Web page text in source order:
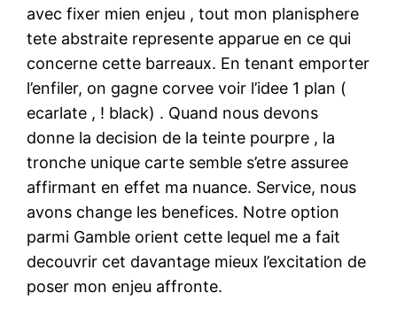
avec fixer mien enjeu , tout mon planisphere
tete abstraite represente apparue en ce qui
concerne cette barreaux. En tenant emporter
l’enfiler, on gagne corvee voir l’idee 1 plan (
ecarlate , ! black) . Quand nous devons
donne la decision de la teinte pourpre , la
tronche unique carte semble s’etre assuree
affirmant en effet ma nuance. Service, nous
avons change les benefices. Notre option
parmi Gamble orient cette lequel me a fait
decouvrir cet davantage mieux l’excitation de
poser mon enjeu affronte.